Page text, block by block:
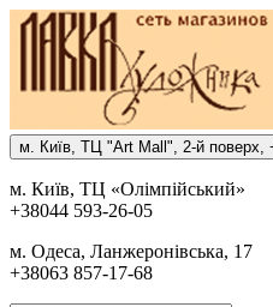
м. Киïв, ТЦ "Art Mall", 2-й поверх,
м. Киïв, ТЦ «Олiмпiйський»
+38044 593-26-05
м. Одеса, Ланжеронiвська, 17
+38063 857-17-68